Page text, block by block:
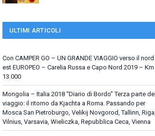
ULTIMI ARTICOLI
Con CAMPER GO – UN GRANDE VIAGGIO verso il nord
est EUROPEO – Carelia Russa e Capo Nord 2019 – Km
13.000
Mongolia – Italia 2018 “Diario di Bordo” Terza parte del
viaggio: il ritorno da Kjachta a Roma. Passando per
Mosca San Pietroburgo, Velikij Novgorod, Tallinn, Riga,
Vilnius, Varsavia, Wieliczka, Repubblica Ceca, Vienna